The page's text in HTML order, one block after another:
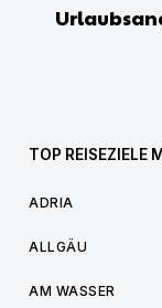
TOP REISEZIELE
ADRIA
ALLGÄU
AM WASSER